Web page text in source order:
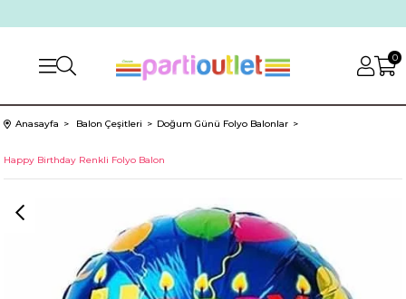
0
Anasayfa Balon Çeşitleri Doğum Günü Folyo Balonlar
Happy Birthday Renkli Folyo Balon